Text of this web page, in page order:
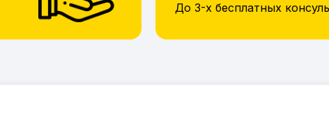
До 3-х бесплатных